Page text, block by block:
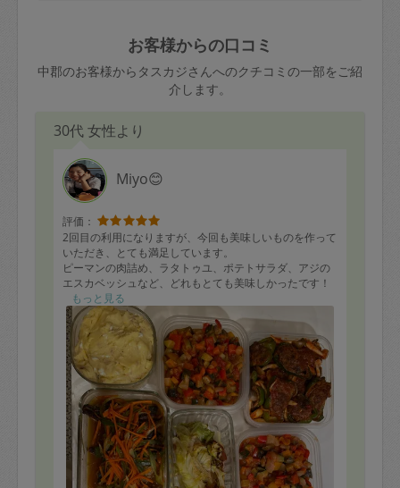
お客様からの口コミ
中郡のお客様からタスカジさんへのクチコミの一部をご紹
介します。
30代 女性より
Miyo😊
評価：
2回目の利用になりますが、今回も美味しいものを作って
いただき、とても満足しています。
ピーマンの肉詰め、ラタトゥユ、ポテトサラダ、アジの
エスカベッシュなど、どれもとても美味しかったです！
野菜を使った優しい味の料理が多くて嬉しいです。
後片付けはもちろん、コンロまで綺麗にして頂きまし
た。
ありがとうございました。
もっと見る